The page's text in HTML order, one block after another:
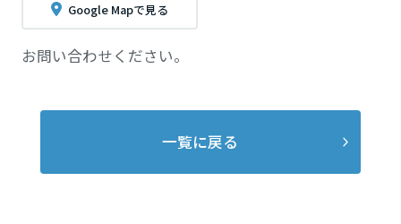
Google Mapで見る
お問い合わせください。
一覧に戻る